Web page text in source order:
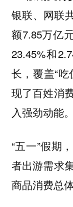
银联、网联
额7.85万亿
23.45%和
长，覆盖“
现了百姓消
入强劲动能。
“五一”假期
者出游需求
商品消费总